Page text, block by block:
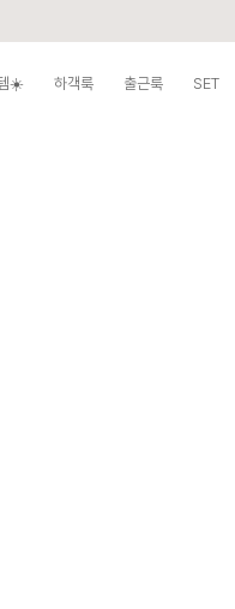
☀️ 하객룩 출근룩 SET